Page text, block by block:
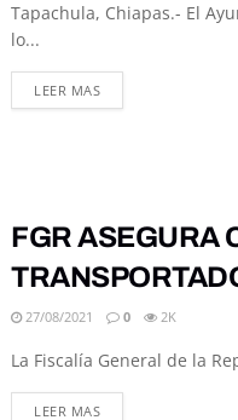
Tapachula, Chiapas.- El
lo...
LEER MASDETAILS
FGR ASEGURA
27/08/2021 0 2K
La Fiscalía General de la
LEER MASDETAILS